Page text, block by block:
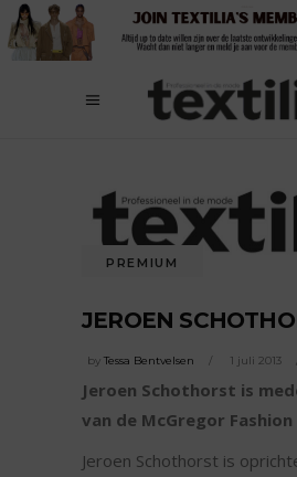
PREMIUM
JEROEN
by Tessa Bentvelsen 1 juli 2013
Jeroen Schothorst is
van de McGregor Fashion
Jeroen Schothorst is